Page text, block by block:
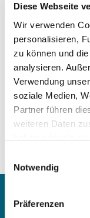
Diese Webseite
Wir verwenden
personalisieren,
zu können und
analysieren.
Verwendung
soziale Medien,
Partner führen
weiteren Daten
Notwendig
Präferenzen
Weight:
0,78 kg/Stk
Comparison
271 200 0201